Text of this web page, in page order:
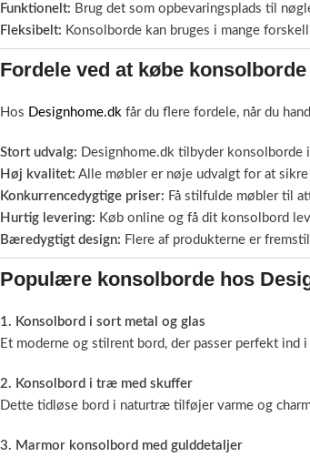
Funktionelt: Brug det som opbevaringsplads til
Fleksibelt: Konsolborde kan bruges i mange
Fordele ved at købe
Hos Designhome.dk får du flere fordele, når du
Stort udvalg: Designhome.dk tilbyder konsolborde
Høj kvalitet: Alle møbler er nøje udvalgt for at
Konkurrencedygtige priser: Få stilfulde møbler til
Hurtig levering: Køb online og få dit konsolbord
Bæredygtigt design: Flere af produkterne er
Populære konsolborde hos
1. Konsolbord i sort metal og glas
Et moderne og stilrent bord, der passer perfekt
2. Konsolbord i træ med skuffer
Dette tidløse bord i naturtræ tilføjer varme og
3. Marmor konsolbord med gulddetaljer